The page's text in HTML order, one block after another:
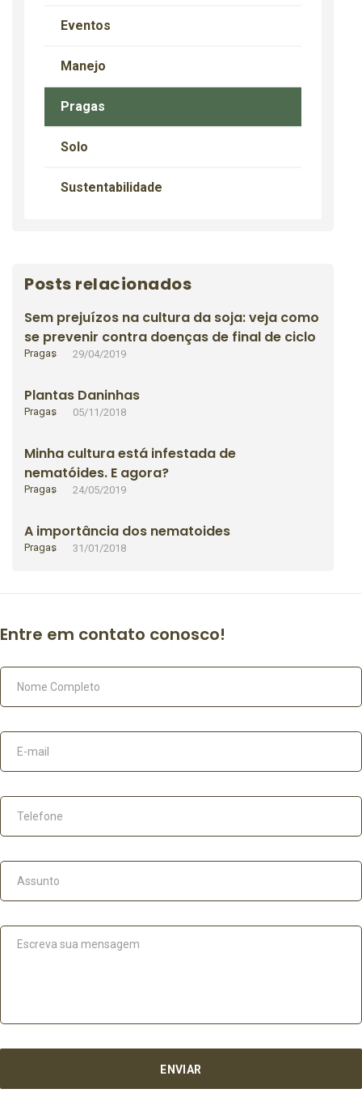
Eventos
Manejo
Pragas
Solo
Sustentabilidade
Posts relacionados
Sem prejuízos na cultura da soja: veja como
se prevenir contra doenças de final de ciclo
Pragas 29/04/2019
Plantas Daninhas
Pragas 05/11/2018
Minha cultura está infestada de
nematóides. E agora?
Pragas 24/05/2019
A importância dos nematoides
Pragas 31/01/2018
Entre em contato conosco!
ENVIAR